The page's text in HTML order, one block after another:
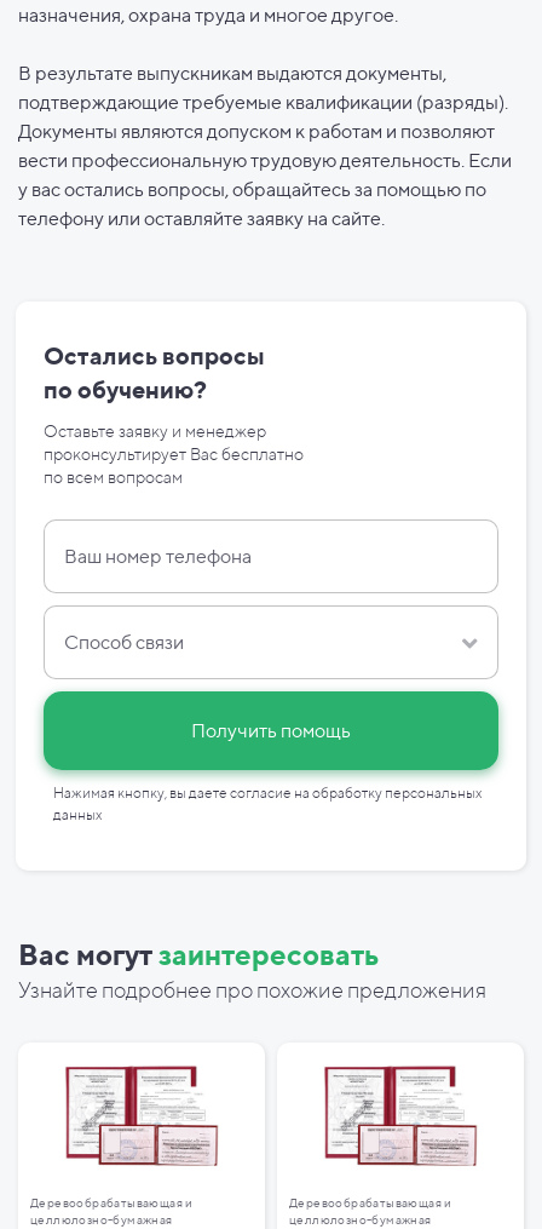
назначения, охрана труда и многое другое.
В результате выпускникам выдаются документы,
подтверждающие требуемые квалификации (разряды).
Документы являются допуском к работам и позволяют
вести профессиональную трудовую деятельность. Если
у вас остались вопросы, обращайтесь за помощью по
телефону или оставляйте заявку на сайте.
Остались вопросы
по обучению?
Оставьте заявку и менеджер
проконсультирует Вас бесплатно
по всем вопросам
Способ связи
Получить помощь
Нажимая кнопку, вы даете согласие на обработку персональных
данных
Вас могутзаинтересовать
Узнайте подробнее про похожие предложения
Деревообрабатывающая и
целлюлозно-бумажная
Деревообрабатывающая и
целлюлозно-бумажная